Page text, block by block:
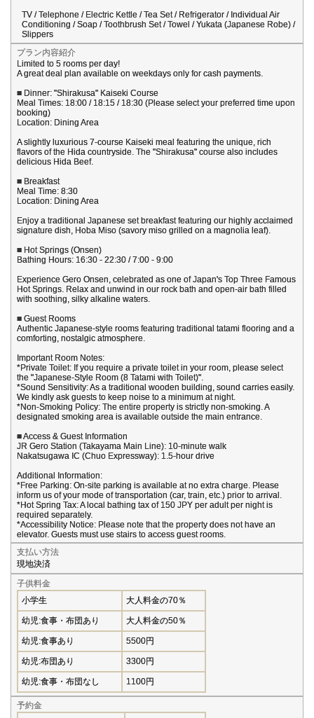
TV / Telephone / Electric Kettle / Tea Set / Refrigerator / Individual Air
Conditioning / Soap / Toothbrush Set / Towel / Yukata (Japanese Robe) /
Slippers
プラン内容紹介
Limited to 5 rooms per day!
A great deal plan available on weekdays only for cash payments.
■ Dinner: "Shirakusa" Kaiseki Course
Meal Times: 18:00 / 18:15 / 18:30 (Please select your preferred time upon
booking)
Location: Dining Area
A slightly luxurious 7-course Kaiseki meal featuring the unique, rich
flavors of the Hida countryside. The "Shirakusa" course also includes
delicious Hida Beef.
■ Breakfast
Meal Time: 8:30
Location: Dining Area
Enjoy a traditional Japanese set breakfast featuring our highly acclaimed
signature dish, Hoba Miso (savory miso grilled on a magnolia leaf).
■ Hot Springs (Onsen)
Bathing Hours: 16:30 - 22:30 / 7:00 - 9:00
Experience Gero Onsen, celebrated as one of Japan's Top Three Famous
Hot Springs. Relax and unwind in our rock bath and open-air bath filled
with soothing, silky alkaline waters.
■ Guest Rooms
Authentic Japanese-style rooms featuring traditional tatami flooring and a
comforting, nostalgic atmosphere.
Important Room Notes:
*Private Toilet: If you require a private toilet in your room, please select
the "Japanese-Style Room (8 Tatami with Toilet)".
*Sound Sensitivity: As a traditional wooden building, sound carries easily.
We kindly ask guests to keep noise to a minimum at night.
*Non-Smoking Policy: The entire property is strictly non-smoking. A
designated smoking area is available outside the main entrance.
■ Access & Guest Information
JR Gero Station (Takayama Main Line): 10-minute walk
Nakatsugawa IC (Chuo Expressway): 1.5-hour drive
Additional Information:
*Free Parking: On-site parking is available at no extra charge. Please
inform us of your mode of transportation (car, train, etc.) prior to arrival.
*Hot Spring Tax: A local bathing tax of 150 JPY per adult per night is
required separately.
*Accessibility Notice: Please note that the property does not have an
elevator. Guests must use stairs to access guest rooms.
支払い方法
現地決済
子供料金
小学生
大人料金の70％
幼児:食事・布団あり 大人料金の50％
幼児:食事あり 5500円
幼児:布団あり 3300円
幼児:食事・布団なし 1100円
予約金